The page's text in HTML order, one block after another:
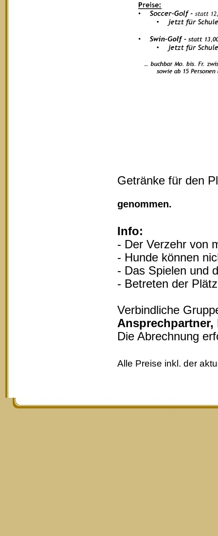
Getränke für den
genommen.
Info:
- Der Verzehr von
- Hunde können
- Das Spielen und
- Betreten der
Verbindliche
Die Abrechnung
Alle Preise inkl. der